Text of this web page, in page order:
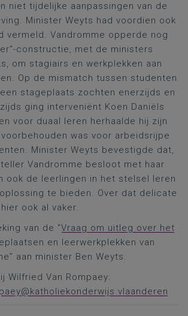
niet tijdelijke aanpassingen van de
Minister Weyts had voordien ook
vermeld. Vandromme opperde nog
constructie, met de ministers
om stagiairs en werkplekken aan
Op de mismatch tussen studenten
stageplaats zochten enerzijds en
ging interveniënt Koen Daniëls
voor duaal leren herhaalde hij zijn
was voor arbeidsrijpe
Minister Weyts bevestigde dat,
Vandromme besloot met haar
ook de leerlingen in het stelsel leren
te bieden. Over dat delicate
ook al vaker.
van de “Vraag om uitleg over het
en leerwerkplekken van
aan minister Ben Weyts.
Wilfried Van Rompaey: